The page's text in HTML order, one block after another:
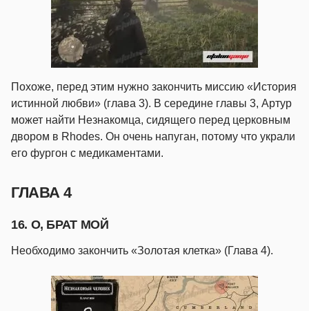
Похоже, перед этим нужно закончить миссию «История
истинной любви» (глава 3). В середине главы 3, Артур
может найти Незнакомца, сидящего перед церковным
двором в Rhodes. Он очень напуган, потому что украли
его фургон с медикаментами.
ГЛАВА 4
16. О, БРАТ МОЙ
Необходимо закончить «Золотая клетка» (Глава 4).